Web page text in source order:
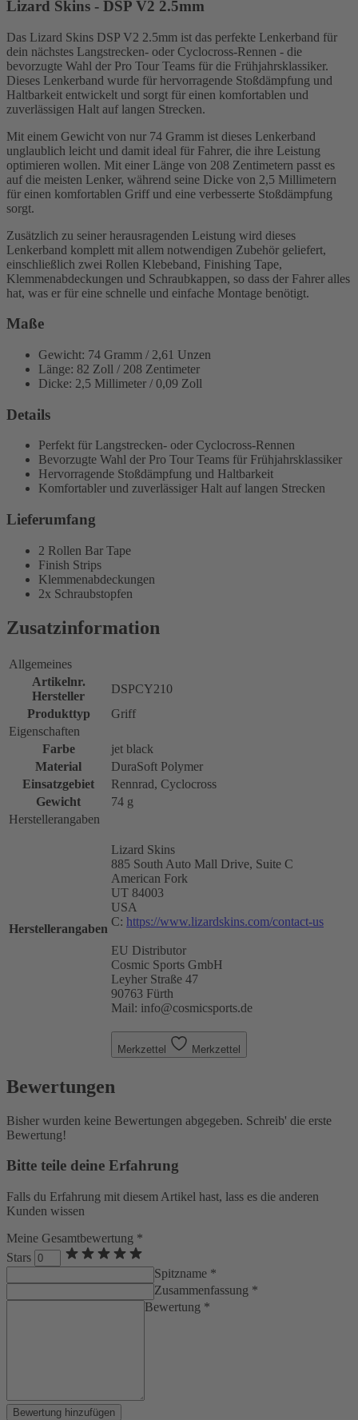
Lizard Skins - DSP V2 2.5mm
Das Lizard Skins DSP V2 2.5mm ist das perfekte Lenkerband für
dein nächstes Langstrecken- oder Cyclocross-Rennen - die
bevorzugte Wahl der Pro Tour Teams für die Frühjahrsklassiker.
Dieses Lenkerband wurde für hervorragende Stoßdämpfung und
Haltbarkeit entwickelt und sorgt für einen komfortablen und
zuverlässigen Halt auf langen Strecken.
Mit einem Gewicht von nur 74 Gramm ist dieses Lenkerband
unglaublich leicht und damit ideal für Fahrer, die ihre Leistung
optimieren wollen. Mit einer Länge von 208 Zentimetern passt es
auf die meisten Lenker, während seine Dicke von 2,5 Millimetern
für einen komfortablen Griff und eine verbesserte Stoßdämpfung
sorgt.
Zusätzlich zu seiner herausragenden Leistung wird dieses
Lenkerband komplett mit allem notwendigen Zubehör geliefert,
einschließlich zwei Rollen Klebeband, Finishing Tape,
Klemmenabdeckungen und Schraubkappen, so dass der Fahrer alles
hat, was er für eine schnelle und einfache Montage benötigt.
Maße
Gewicht: 74 Gramm / 2,61 Unzen
Länge: 82 Zoll / 208 Zentimeter
Dicke: 2,5 Millimeter / 0,09 Zoll
Details
Perfekt für Langstrecken- oder Cyclocross-Rennen
Bevorzugte Wahl der Pro Tour Teams für Frühjahrsklassiker
Hervorragende Stoßdämpfung und Haltbarkeit
Komfortabler und zuverlässiger Halt auf langen Strecken
Lieferumfang
2 Rollen Bar Tape
Finish Strips
Klemmenabdeckungen
2x Schraubstopfen
Zusatzinformation
Allgemeines
Artikelnr.
Hersteller
DSPCY210
Produkttyp
Griff
Eigenschaften
Farbe
jet black
Material
DuraSoft Polymer
Einsatzgebiet
Rennrad, Cyclocross
Gewicht
74 g
Herstellerangaben
Herstellerangaben
Lizard Skins
885 South Auto Mall Drive, Suite C
American Fork
UT 84003
USA
C: https://www.lizardskins.com/contact-us
EU Distributor
Cosmic Sports GmbH
Leyher Straße 47
90763 Fürth
Mail: info@cosmicsports.de
Merkzettel Merkzettel
Bewertungen
Bisher wurden keine Bewertungen abgegeben. Schreib' die erste
Bewertung!
Bitte teile deine Erfahrung
Falls du Erfahrung mit diesem Artikel hast, lass es die anderen
Kunden wissen
Meine Gesamtbewertung *
Stars
Spitzname *
Zusammenfassung *
Bewertung *
Bewertung hinzufügen